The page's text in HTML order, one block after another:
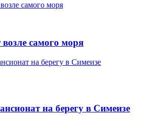
самого моря
на берегу в Симеизе